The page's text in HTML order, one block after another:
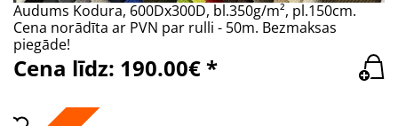
Audums Kodura, 600Dx300D, bl.350g/m², pl.150cm.
Cena norādīta ar PVN par rulli - 50m. Bezmaksas
piegāde!
Cena līdz: 190.00€ *